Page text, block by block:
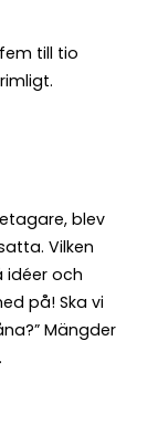
till tio
blev
Vilken
idéer och
på! Ska vi
Mängder